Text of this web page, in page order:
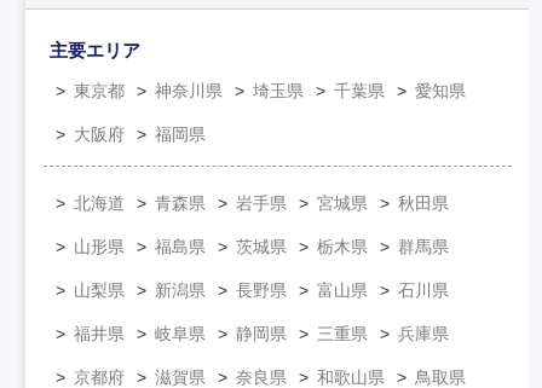
主要エリア
東京都 神奈川県 埼玉県 千葉県 愛知県
大阪府 福岡県
北海道 青森県 岩手県 宮城県 秋田県
山形県 福島県 茨城県 栃木県 群馬県
山梨県 新潟県 長野県 富山県 石川県
福井県 岐阜県 静岡県 三重県 兵庫県
京都府 滋賀県 奈良県 和歌山県 鳥取県